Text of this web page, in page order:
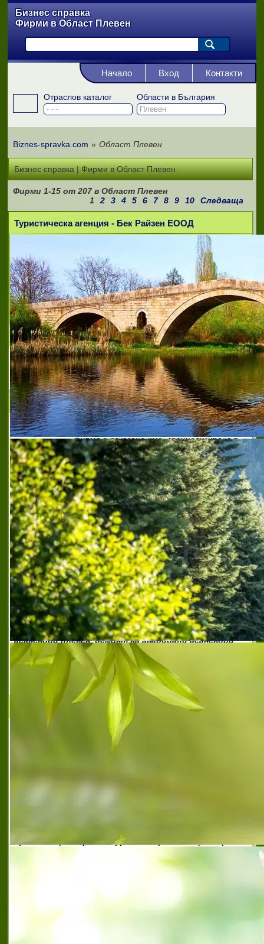
Бизнес справка
Фирми в Област Плевен
Отраслов каталог Области в България
Начало Вход Контакти
Biznes-spravka.com » Област Плевен
Бизнес справка | Фирми в Област Плевен
Фирми 1-15от 207в Област Плевен
1
2 3 4 5 6 7 8 9 10 Следваща
Туристическа агенция - Бек Райзен ЕООД
Пагани Стил ООД
Производство и търговия с мъжки
костюми, сака, панталони
Петранов 21 - Галя Стойкова ЕООД
Петранов 21 - Галя Стойкова ЕООД е
фирма с доказано име, специализирана в
сервизна поддръжка и ремонт на
асансьори и асансьорни уредби.
Наложила и утвърдила се посредством
качеството и коректността в
24 обслужване на асансьори плевен,24 обслужване на
асансьори плевен,абонаментно обслужване на
асансьори плевен,абонаментно сервизно обслужване
на асансьори,авариен асансьорен екип плевен,
авариен асансьорен техник плевен,аварийно
обслужване на асансьори плевен,дежурен асансьорен
екип плевен,дежурен асансьорен техник плевен,
качествен ремонт на асансьори плевен,качествен
сервиз на асансьори плевен,мобилен сервиз за
асансьори плевен,обслужване и ремонт на асансьори
плевен,обслужване на асансьорни уредби плевен,
освобождаване на хора от аварирали асансьори,
петранов 21,петранов 21 галя стойкова,петранов
21 галя стойкова еоод,препоръчана фирма за
асансьори плевен,преустройство на стари
асансьори плевен,ремонт на аварирали асансьори
плевен,
ремонт на асансьорни уредби с абонамент
плевен,реновиране на асансьори плевен
обслужване на асансьори плевен, фирма за
поддръжка на асансьори плевен
Деси - 75 ЕООД е фирма с доказано име,
една от водещите на пазара
специалзирана в областта на бизнеса и
наложила се с име на над
база за вторични суровини брестовец
за вторични суровини област плевен
брестовец
вторични суровини брестовец
изкупуване на
изкупуване на
изкупуване на акумулатори
изкупуване на метали област плевен
преработка на черни и цветни метали
вторични суровини брестовец
сортиране и обработка на метали брестовец